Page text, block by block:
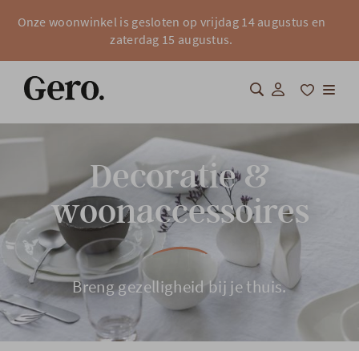
Onze woonwinkel is gesloten op vrijdag 14 augustus en
zaterdag 15 augustus.
Over Gero
Inspiratie
Totaalinrichting
Professionals
FAQ
Decoratie &
woonaccessoires
Breng gezelligheid bij je thuis.